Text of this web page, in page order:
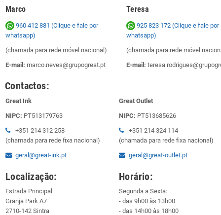
Marco Teresa
960 412 881 (Clique e fale por
whatsapp)
(chamada para rede móvel nacional)
E-mail: marco.neves@grupogreat.pt
925 823 172 (Clique e fale por
whatsapp)
(chamada para rede móvel
E-mail:
Contactos:
Great Ink
NIPC: PT513179763
+351 214 312 258
(chamada para rede fixa nacional)
geral@great-ink.pt
Great Outlet
NIPC: PT513685626
+351 214 324 114
(chamada para rede fixa nacional)
geral@great-outlet.pt
Localização:
Estrada Principal
Granja Park A7
2710-142 Sintra
Horário:
Segunda a Sexta:
- das 9h00 às 13h00
- das 14h00 às 18h00